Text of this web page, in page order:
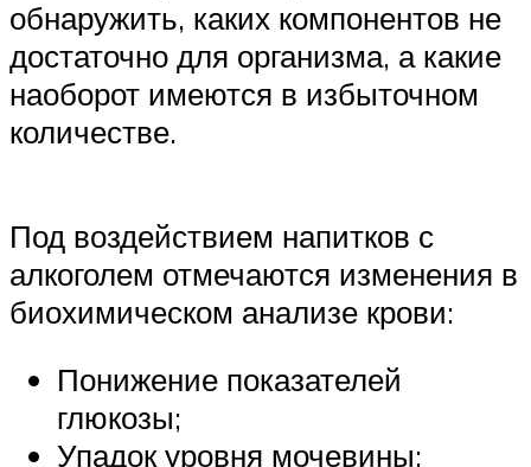
обнаружить, каких компонентов не
достаточно для организма, а какие
наоборот имеются в избыточном
количестве.
Под воздействием напитков с
алкоголем отмечаются изменения в
биохимическом анализе крови:
Понижение показателей
глюкозы;
Упадок уровня мочевины;